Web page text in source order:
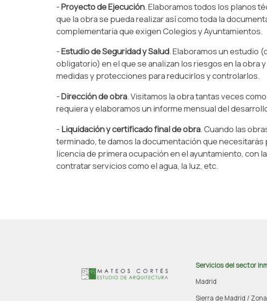
-Proyecto de Ejecución. Elaboramos todos los planos
que la obra se pueda realizar así como toda la
complementaria que exigen Colegios y Ayuntamientos.
-Estudio de Seguridad y Salud. Elaboramos un estudio
obligatorio) en el que se analizan los riesgos en la obra
medidas y protecciones para reducirlos y controlarlos.
-Dirección de obra. Visitamos la obra tantas veces
requiera y elaboramos un informe mensual del
- Liquidación y certificado final de obra. Cuando las
terminado, te damos la documentación que necesitarás
licencia de primera ocupación en el ayuntamiento, con
contratar servicios como el agua, la luz, etc.
Servicios del sector
Madrid
Sierra de Madrid /